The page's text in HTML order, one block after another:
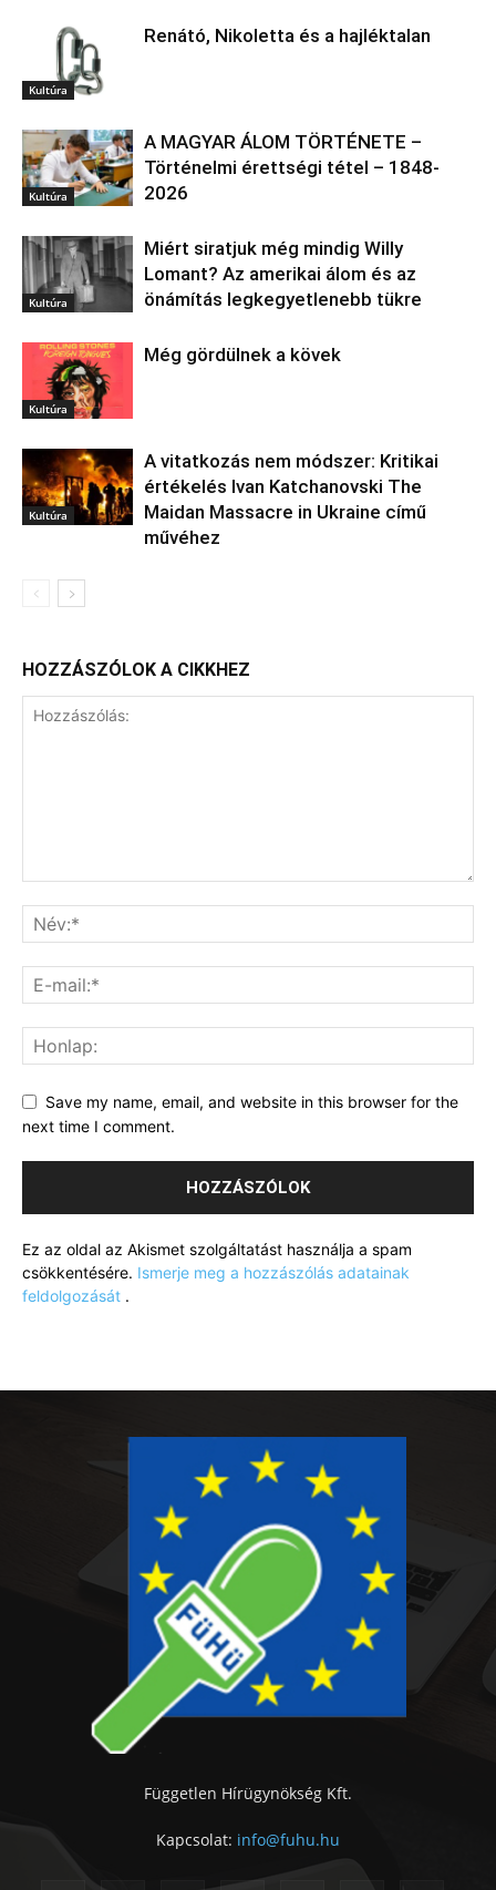
Kultúra
Renátó, Nikoletta és a hajléktalan
Kultúra
A MAGYAR ÁLOM TÖRTÉNETE –
Történelmi érettségi tétel – 1848-
2026
Kultúra
Miért siratjuk még mindig Willy
Lomant? Az amerikai álom és az
önámítás legkegyetlenebb tükre
Kultúra
Még gördülnek a kövek
Kultúra
A vitatkozás nem módszer: Kritikai
értékelés Ivan Katchanovski The
Maidan Massacre in Ukraine című
művéhez
HOZZÁSZÓLOK A CIKKHEZ
Save my name, email, and website in this browser for the
next time I comment.
Ez az oldal az Akismet szolgáltatást használja a spam
csökkentésére. Ismerje meg a hozzászólás adatainak
feldolgozását .
Független Hírügynökség Kft.
Kapcsolat: info@fuhu.hu